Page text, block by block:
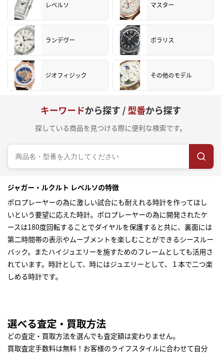
レベルソ マスター
ランデヴー ポラリス
ジオフィジック その他のモデル
キーワードから探す /型番から探す
探している商品を見つける際に便利な検索です。
ジャガー・ルクルト レベルソの特徴
ポロプレーヤーの為に激しい試合にも耐えれる時計を作ってほし
いという要望に応えた時計。ポロプレーヤーの為に開発されたケ
ースは180度回転することでダイヤルを保護すると共に、裏面には
第二時間帯の表示やムーブメントを楽しむことができるシースルー
バック。またハイジュエリーを施すためのフレームとしても活用さ
れています。時計として、時にはジュエリーとして、１本で二つ楽
しめる時計です。
選べる査定・買取方法
どの査定・買取方法を選んでも査定額は変わりません。
買取査定手数料は無料！お客様のライフスタイルに合わせて自分